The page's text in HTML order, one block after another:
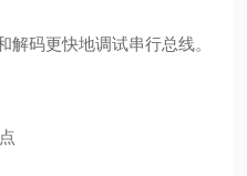
码更快地调试串行总线。